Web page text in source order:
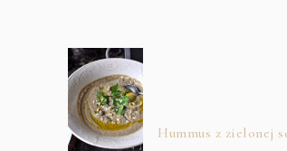
Hummus z zielonej